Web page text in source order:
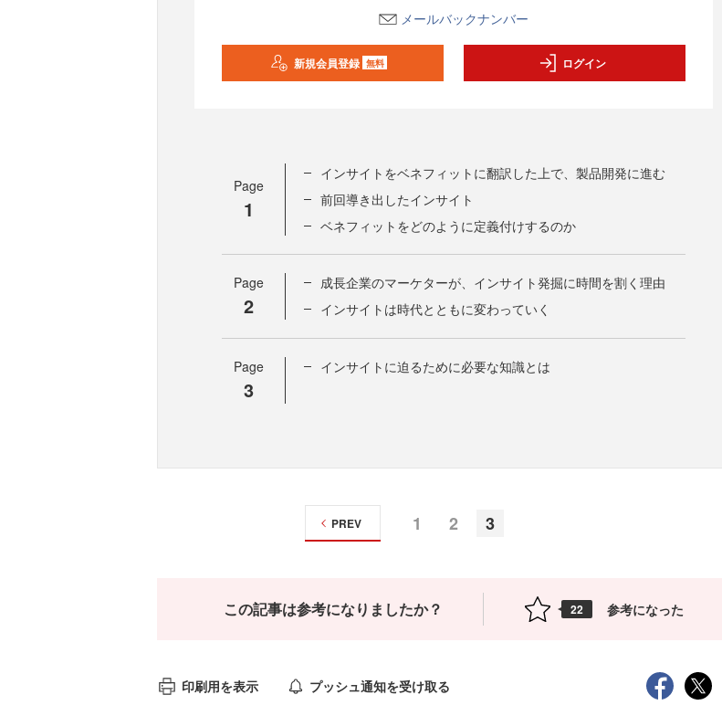
メールバックナンバー
新規会員登録 無料 ログイン
Page
1
インサイトをベネフィットに翻訳した上で、製品開発に進む
前回導き出したインサイト
ベネフィットをどのように定義付けするのか
Page
2
成長企業のマーケターが、インサイト発掘に時間を割く理由
インサイトは時代とともに変わっていく
Page
3
インサイトに迫るために必要な知識とは
1 2 3
PREV
この記事は参考になりましたか？ 22 参考になった
印刷用を表示 プッシュ通知を受け取る